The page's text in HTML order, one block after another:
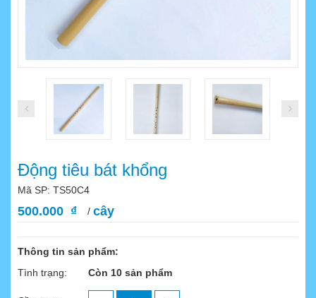
Động tiêu bát khổng
Mã SP: TS50C4
500.000 ₫ / cây
Thông tin sản phẩm:
Tình trạng:
Còn 10 sản phẩm